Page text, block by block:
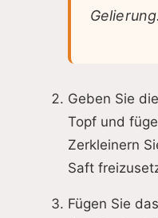
Gelierung.
Geben Sie
Topf und
Zerkleinern
Saft
Fügen Sie